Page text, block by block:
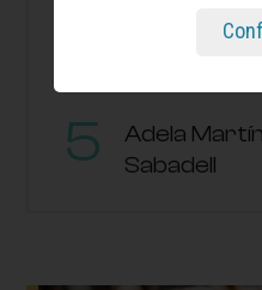
series, los
más
Adela
Sabadell